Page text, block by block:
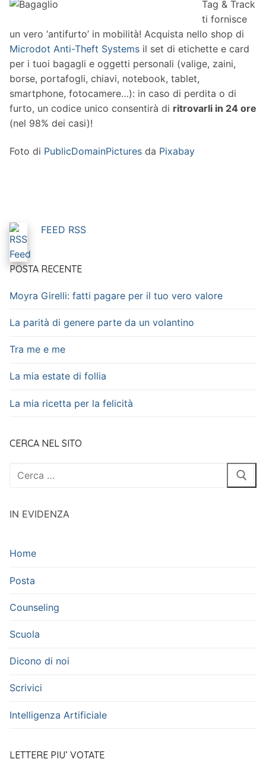
Tag & Track
ti fornisce
un vero ‘antifurto’ in mobilità! Acquista nello shop di
Microdot Anti-Theft Systems il set di etichette e card
per i tuoi bagagli e oggetti personali (valige, zaini,
borse, portafogli, chiavi, notebook, tablet,
smartphone, fotocamere…): in caso di perdita o di
furto, un codice unico consentirà di ritrovarli in 24 ore
(nel 98% dei casi)!
Foto di PublicDomainPictures da Pixabay
FEED RSS
POSTA RECENTE
Moyra Girelli: fatti pagare per il tuo vero valore
La parità di genere parte da un volantino
Tra me e me
La mia estate di follia
La mia ricetta per la felicità
CERCA NEL SITO
Cerca:
IN EVIDENZA
Home
Posta
Counseling
Scuola
Dicono di noi
Scrivici
Intelligenza Artificiale
LETTERE PIU’ VOTATE